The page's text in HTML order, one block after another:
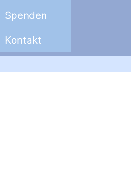
Spenden
Kontakt